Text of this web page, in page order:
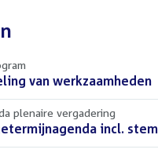
van werkzaamheden
plenaire vergadering
incl.